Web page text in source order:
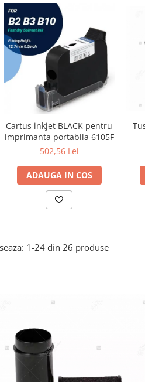
Cartus inkjet BLACK pentru
imprimanta portabila 6105F
502,56 Lei
ADAUGA IN COS
1-24 din 26 produse